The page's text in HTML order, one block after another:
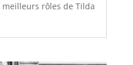
meilleurs rôles de Tilda